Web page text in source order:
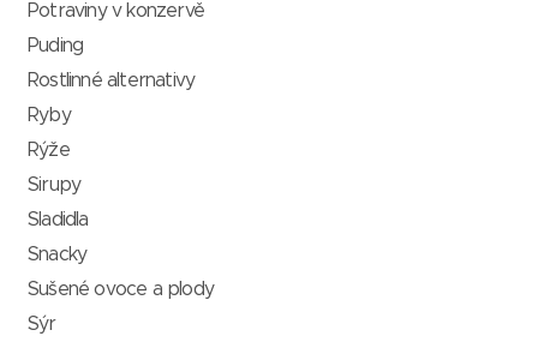
Potraviny v konzervě
Puding
Rostlinné alternativy
Ryby
Rýže
Sirupy
Sladidla
Snacky
Sušené ovoce a plody
Sýr